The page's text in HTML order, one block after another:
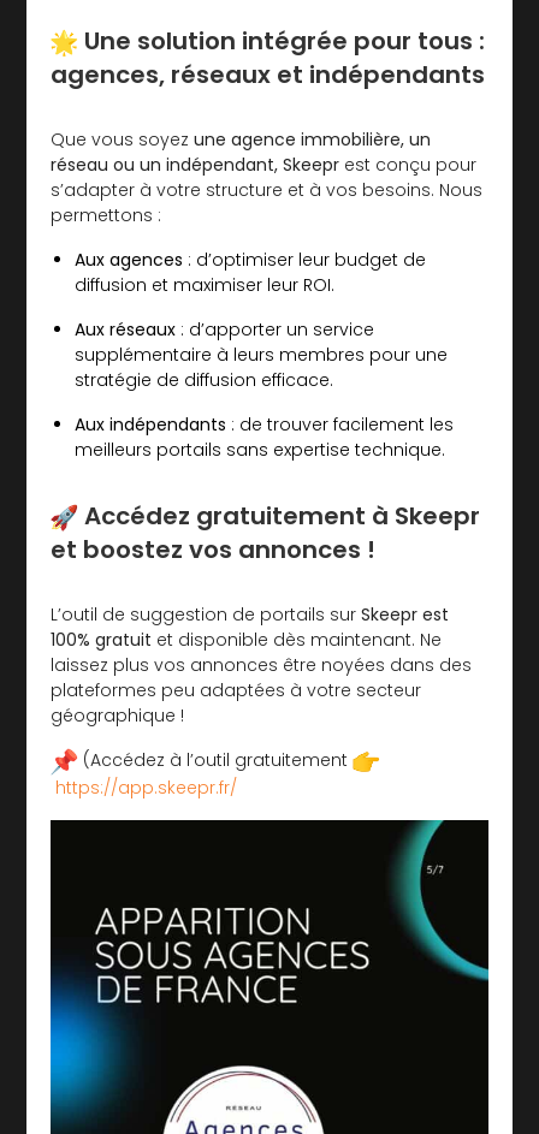
Une solution intégrée pour tous :
agences, réseaux et indépendants
Que vous soyezune agence immobilière, un
réseau ou un indépendant, Skeepr est conçu pour
s’adapter à votre structure et à vos besoins. Nous
permettons :
Aux agences : d’optimiser leur budget de
diffusion et maximiser leur ROI.
Aux réseaux : d’apporter un service
supplémentaire à leurs membres pour une
stratégie de diffusion efficace.
Aux indépendants : de trouver facilement les
meilleurs portails sans expertise technique.
Accédez gratuitement à Skeepr
et boostez vos annonces !
L’outil de suggestion de portails surSkeepr est
100% gratuit et disponible dès maintenant. Ne
laissez plus vos annonces être noyées dans des
plateformes peu adaptées à votre secteur
géographique !
(Accédez à l’outil gratuitement
https://app.skeepr.fr/